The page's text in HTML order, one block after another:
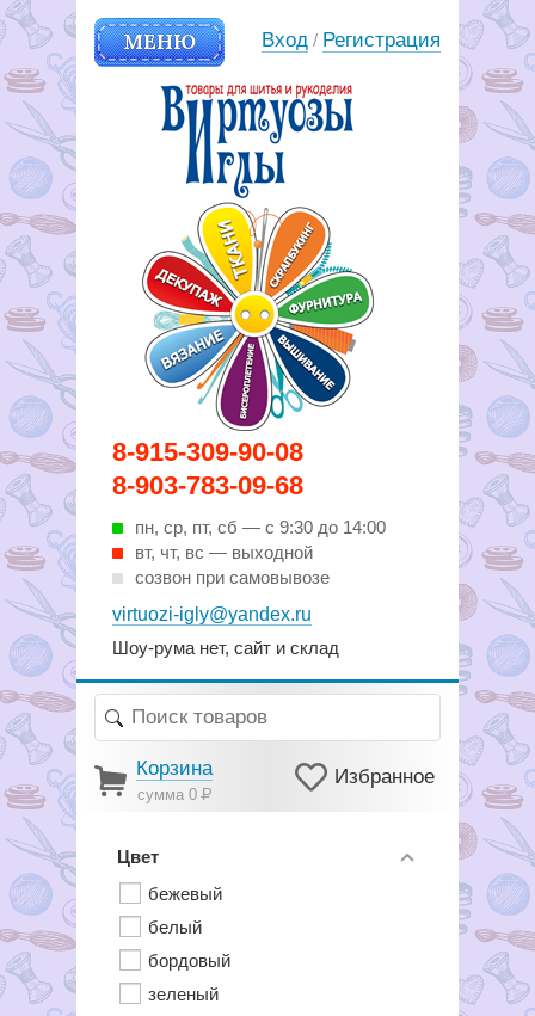
8-915-309-90-08
8-903-783-09-68
пн, ср, пт, cб — с 9:30 до 14:00
вт, чт, вс — выходной
созвон при самовывозе
virtuozi-igly@yandex.ru
Шоу-рума нет, сайт и склад
МЕНЮ
Вирутозы иглы. Товары для
шитья и рукоделья
Вход / Регистрация
Корзина
сумма 0Р
Избранное
Цвет
бежевый
белый
бордовый
зеленый